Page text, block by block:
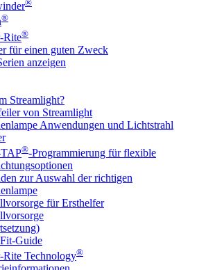
®
®
Rite®
für einen guten Zweck
anzeigen
Streamlight?
von Streamlight
Anwendungen und Lichtstrahl
®-Programmierung für flexible
zur Auswahl der richtigen
für Ersthelfer
Guide
Rite Technology®